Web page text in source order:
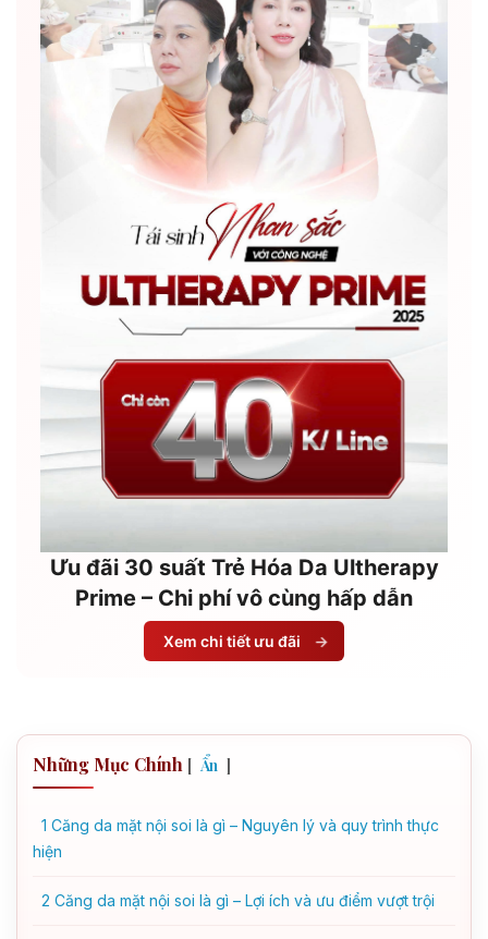
Ưu đãi 30 suất Trẻ Hóa Da Ultherapy
Prime – Chi phí vô cùng hấp dẫn
Xem chi tiết ưu đãi →
Những Mục Chính [ Ẩn ]
1 Căng da mặt nội soi là gì – Nguyên lý và quy trình thực
hiện
2 Căng da mặt nội soi là gì – Lợi ích và ưu điểm vượt trội